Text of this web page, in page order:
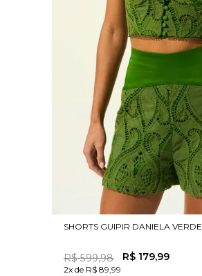
SHORTS GUIPIR DANIELA VERDE
R$ 599,98 R$ 179,99
2x de R$ 89,99